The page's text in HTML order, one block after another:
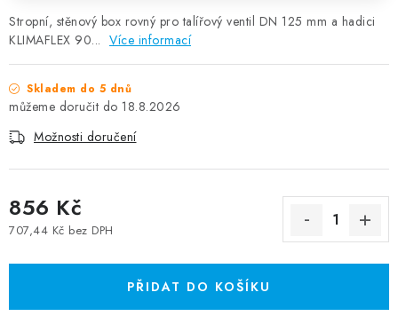
Stropní, stěnový box rovný pro talířový ventil DN 125 mm a hadici
KLIMAFLEX 90... Více informací
Skladem do 5 dnů
18.8.2026
Možnosti doručení
856 Kč
707,44 Kč bez DPH
PŘIDAT DO KOŠÍKU